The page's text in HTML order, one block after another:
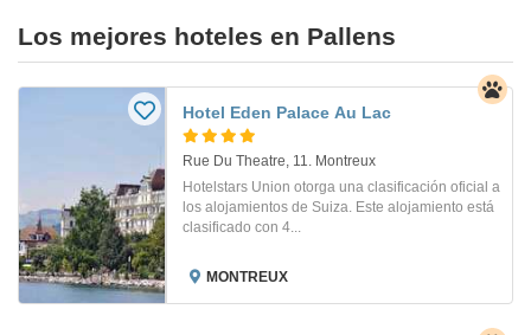
Los mejores hoteles en Pallens
Hotel Eden Palace Au Lac
Rue Du Theatre, 11. Montreux
Hotelstars Union otorga una clasificación oficial a
los alojamientos de Suiza. Este alojamiento está
clasificado con 4...
MONTREUX